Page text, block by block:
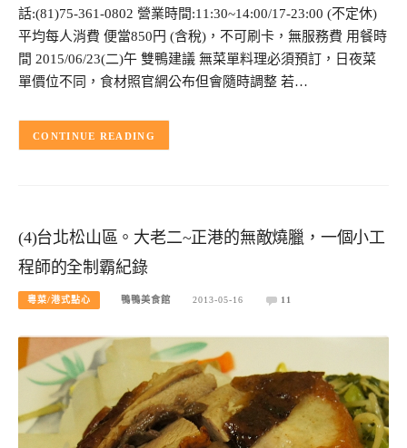
話:(81)75-361-0802 營業時間:11:30~14:00/17-23:00 (不定休)
平均每人消費 便當850円 (含稅)，不可刷卡，無服務費 用餐時
間 2015/06/23(二)午 雙鴨建議 無菜單料理必須預訂，日夜菜
單價位不同，食材照官網公布但會隨時調整 若…
CONTINUE READING
(4)台北松山區。大老二~正港的無敵燒臘，一個小工
程師的全制霸紀錄
粵菜/港式點心 鴨鴨美食館 2013-05-16 11